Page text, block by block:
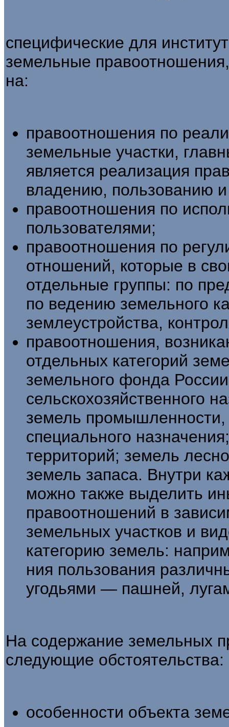
специфические для
земельные
на:
правоотношения по
земель­ные участки,
является реализация
владению, пользованию
правоотношения по
пользователями;
правоотношения по
отношений, кото­рые в
отдельные группы: по
по ведению земельного
землеустройства,
правоотношения,
отдель­ных категорий
земельного фонда
сельскохозяйственного
земель промышленности,
специального
территорий; земель
земель запаса. Внутри
мож­но также выделить
правоотношений в
земельных участков и
категорию земель:
ния пользования
угодьями — пашней,
На содержание земельных
следующие обстоятельства:
особенности объекта